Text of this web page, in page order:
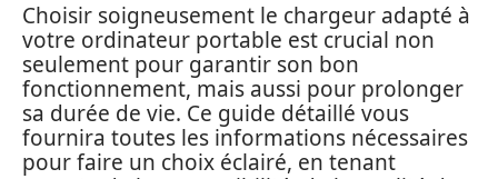
Choisir soigneusement le chargeur adapté à
votre ordinateur portable est crucial non
seulement pour garantir son bon
fonctionnement, mais aussi pour prolonger
sa durée de vie. Ce guide détaillé vous
fournira toutes les informations nécessaires
pour faire un choix éclairé, en tenant